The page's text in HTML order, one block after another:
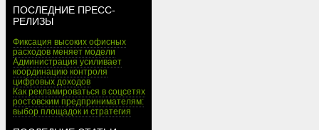
ПОСЛЕДНИЕ ПРЕСС-
РЕЛИЗЫ
Фиксация высоких офисных
расходов меняет модели
Администрация усиливает
координацию контроля
цифровых доходов
Как рекламироваться в соцсетях
ростовским предпринимателям:
выбор площадок и стратегия